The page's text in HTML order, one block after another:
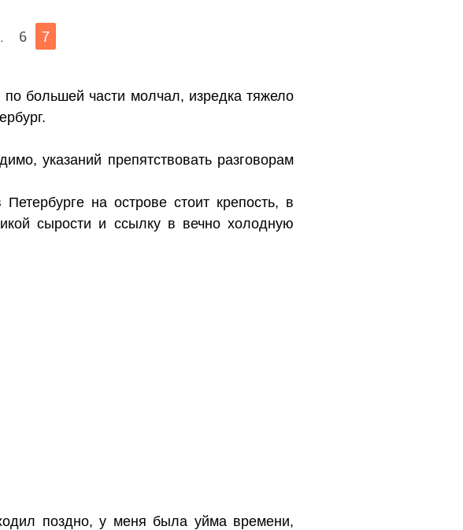
6 7
большей части молчал, изредка тяжело
указаний препятствовать разговорам
на острове стоит крепость, в
сырости и ссылку в вечно холодную
поздно, у меня была уйма времени,